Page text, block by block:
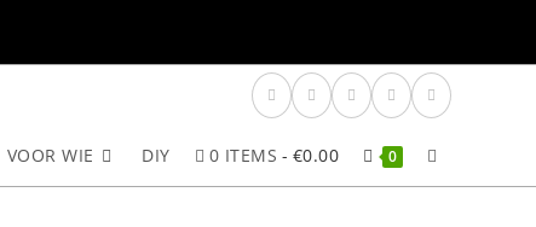
VOOR WIE DIY 0 ITEMS €0.00 0 TOGGLE